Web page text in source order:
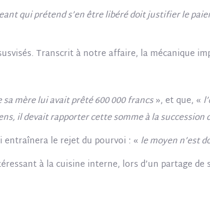
qui prétend s’en être libéré doit justifier le
Transcrit à notre affaire, la mécanique
mère lui avait prêté 600 000 francs», et que, «
il devait rapporter cette somme à la succession
le rejet du pourvoi : « le moyen n’est
à la cuisine interne, lors d’un partage de